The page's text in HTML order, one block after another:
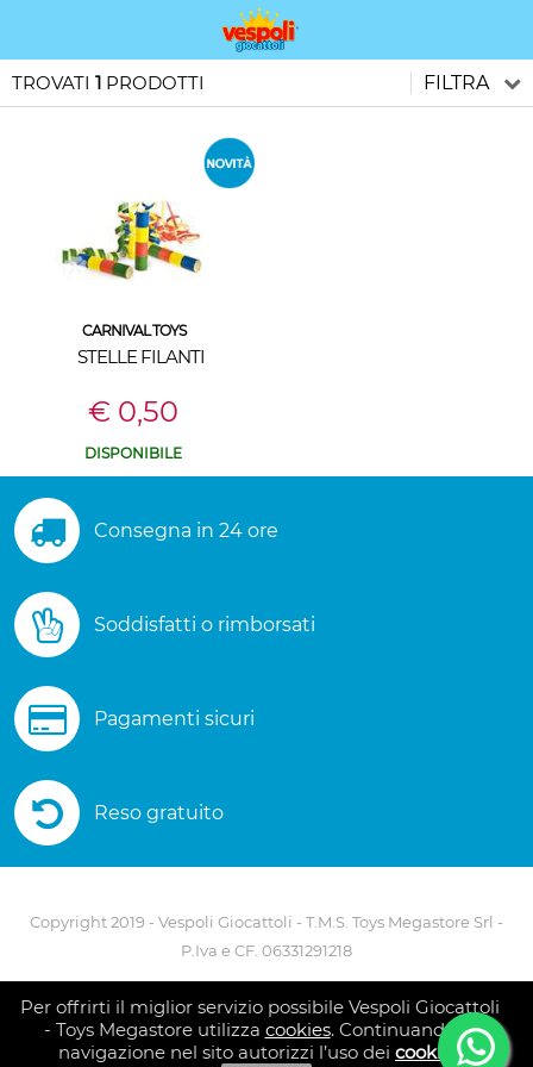
Per offrirti il miglior servizio possibile Vespoli Giocattoli
- Toys Megastore utilizza cookies. Continuando la
navigazione nel sito autorizzi l’uso dei cookies
TROVATI 1 PRODOTTI FILTRA
CARNIVAL TOYS
STELLE FILANTI
€ 0,50
DISPONIBILE
Consegna in 24 ore
Soddisfatti o rimborsati
Pagamenti sicuri
Reso gratuito
Copyright 2019 - Vespoli Giocattoli - T.M.S. Toys Megastore Srl -
P.Iva e CF. 06331291218